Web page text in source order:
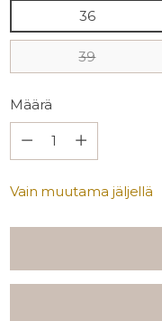
36
39
Määrä
Vain muutama jäljellä